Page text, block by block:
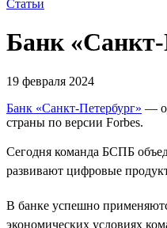
Статьи
Банк «Санкт-
19 февраля 2024
Банк «Санкт-Петербург» —
страны по версии Forbes.
Сегодня команда БСПБ
развивают цифровые
В банке успешно
экономических условиях